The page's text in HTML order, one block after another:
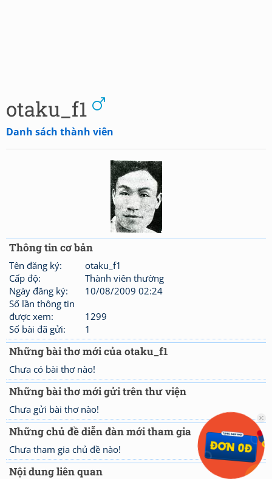
otaku_f1
Danh sách thành viên
Thông tin cơ bản
Tên đăng ký:
otaku_f1
Cấp độ:
Thành viên thường
Ngày đăng ký:
10/08/2009 02:24
Số lần thông tin
được xem:
1299
Số bài đã gửi:
1
Những bài thơ mới của otaku_f1
Chưa có bài thơ nào!
Những bài thơ mới gửi trên thư viện
Chưa gửi bài thơ nào!
Những chủ đề diễn đàn mới tham gia
Chưa tham gia chủ đề nào!
Nội dung liên quan